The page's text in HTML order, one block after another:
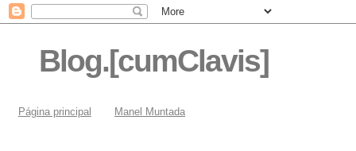
Blog.[cumClavis]
Página principal Manel Muntada
...